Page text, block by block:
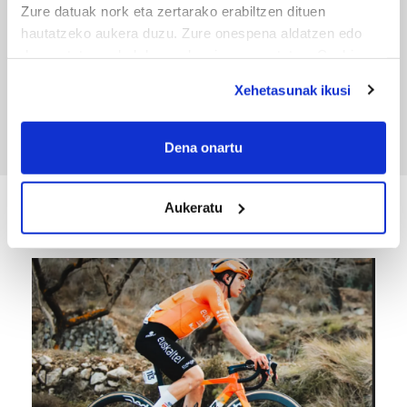
Zure datuak nork eta zertarako erabiltzen dituen
hautatzeko aukera duzu. Zure onespena aldatzen edo
If you allow, we would also like to:
Collect information about your geographical
meters
Identify your device by actively scanning it for
specific characteristics (fingerprinting)
Find out more about how your personal data is processed
and set your preferences in thedetails section.
Guk eta gure bazkideek zure datu pertsonalak
prozesatzen ditugu, zure IP zenbakia, besteak beste,
teknologia erabiliz, cookieak adibidez, iragarki eta eduki
pertsonalizatuak eskaintzeko, iragarkiak eta edukia
Xehetasunak ikusi
Dena onartu
Aukeratu